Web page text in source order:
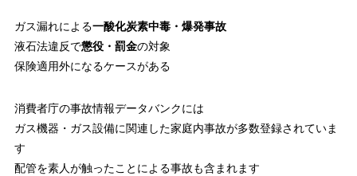
ガス漏れによる一酸化炭素中毒・爆発事故
液石法違反で懲役・罰金の対象
保険適用外になるケースがある
消費者庁の事故情報データバンクには
ガス機器・ガス設備に関連した家庭内事故が多数登録されていま
す
配管を素人が触ったことによる事故も含まれます